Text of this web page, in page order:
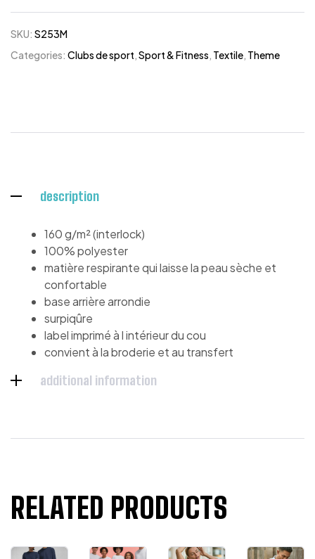
SKU: S253M
Categories: Clubs de sport,Sport & Fitness, Textile, Theme
description
160 g/m² (interlock)
100% polyester
matière respirante qui laisse la peau sèche et
confortable
base arrière arrondie
surpiqûre
label imprimé à l intérieur du cou
convient à la broderie et au transfert
additional information
RELATED PRODUCTS